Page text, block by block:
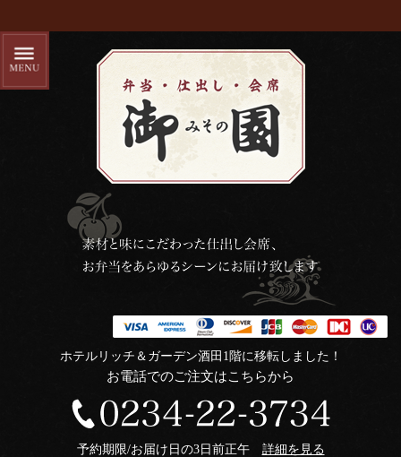
ホテルリッチ＆ガーデン酒田1階に移転しました！
お電話でのご注文はこちらから
予約期限/お届け日の3日前正午 詳細を見る